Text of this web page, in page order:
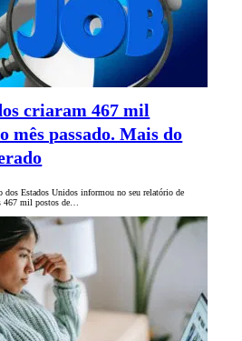
criaram 467 mil
mês passado. Mais do
dos Estados Unidos informou no seu relatório de
467 mil postos de…